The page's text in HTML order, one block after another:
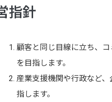
指針
顧客と同じ目線に立ち、
を目指します。
産業支援機関や行政など
指します。